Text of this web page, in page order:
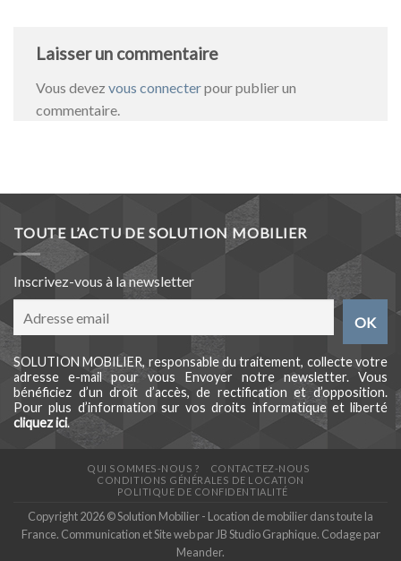
Laisser un commentaire
Vous devez vous connecterpour publier un
commentaire.
TOUTE L’ACTU DE SOLUTION MOBILIER
Inscrivez-vous à la newsletter
SOLUTION MOBILIER, responsable du traitement, collecte votre
adresse e-mail pour vous Envoyer notre newsletter. Vous
bénéficiez d’un droit d’accès, de rectification et d’opposition.
Pour plus d’information sur vos droits informatique et liberté
cliquez ici.
QUI SOMMES-NOUS ?
CONTACTEZ-NOUS
CONDITIONS GÉNÉRALES DE LOCATION
POLITIQUE DE CONFIDENTIALITÉ
Copyright 2026 © Solution Mobilier - Location de mobilier dans toute la
France. Communication et Site web par JB Studio Graphique. Codage par
Meander.